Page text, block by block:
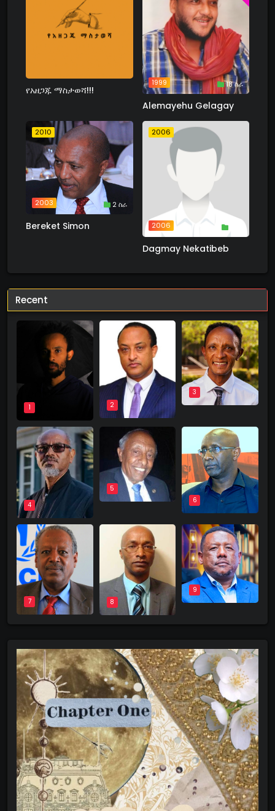
የአዘጋጁ ማስታወሻ!!!
1999 18 ስራ
Alemayehu Gelagay
2010
2003 2 ስራ
Bereket Simon
2006
2006
Dagmay Nekatibeb
Recent
1 2
3
4
5
6
7 8
9